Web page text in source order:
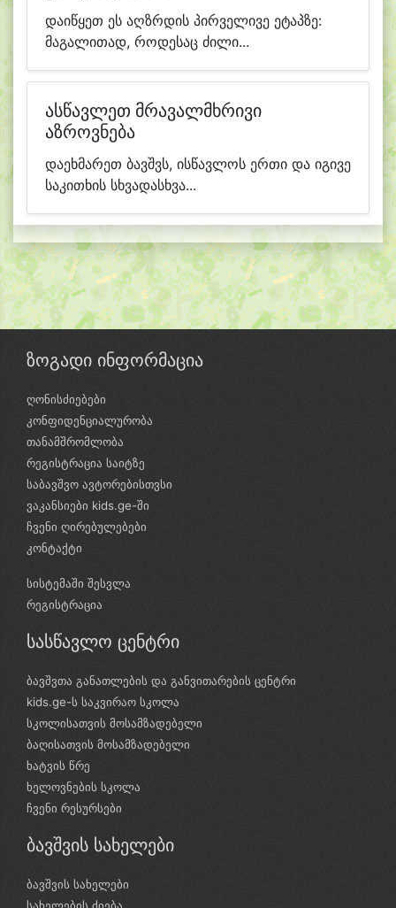
დაიწყეთ ეს აღზრდის პირველივე ეტაპზე:
მაგალითად, როდესაც ძილი...
ასწავლეთ მრავალმხრივი
აზროვნება
დაეხმარეთ ბავშვს, ისწავლოს ერთი და იგივე
საკითხის სხვადასხვა...
ზოგადი ინფორმაცია
ღონისძიებები
კონფიდენციალურობა
თანამშრომლობა
რეგისტრაცია საიტზე
საბავშვო ავტორებისთვსი
ვაკანსიები kids.ge-ში
ჩვენი ღირებულებები
კონტაქტი
სისტემაში შესვლა
რეგისტრაცია
სასწავლო ცენტრი
ბავშვთა განათლების და განვითარების ცენტრი
kids.ge-ს საკვირაო სკოლა
სკოლისათვის მოსამზადებელი
ბაღისათვის მოსამზადებელი
ხატვის წრე
ხელოვნების სკოლა
ჩვენი რესურსები
ბავშვის სახელები
ბავშვის სახელები